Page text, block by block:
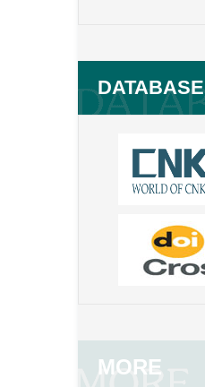
DATABASE
MORE